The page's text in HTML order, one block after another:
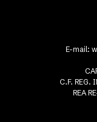
E-mail:
C.F. REG.
REA